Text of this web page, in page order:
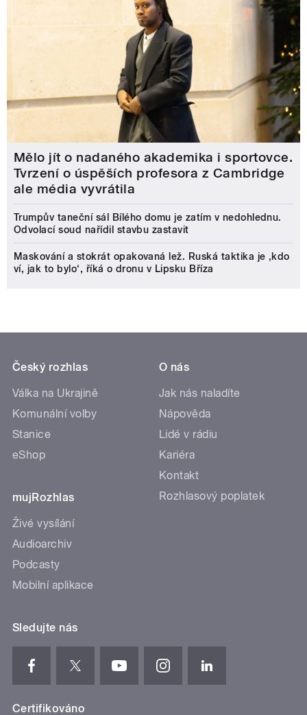
Mělo jít o nadaného akademika i sportovce.
Tvrzení o úspěších profesora z Cambridge
ale média vyvrátila
Trumpův taneční sál Bílého domu je zatím v nedohlednu.
Odvolací soud nařídil stavbu zastavit
Maskování a stokrát opakovaná lež. Ruská taktika je ‚kdo
ví, jak to bylo‘, říká o dronu v Lipsku Bříza
Český rozhlas
Válka na Ukrajině
Komunální volby
Stanice
eShop
mujRozhlas
Živé vysílání
Audioarchiv
Podcasty
Mobilní aplikace
O nás
Jak nás naladíte
Nápověda
Lidé v rádiu
Kariéra
Kontakt
Rozhlasový poplatek
Sledujte nás
Certifikováno